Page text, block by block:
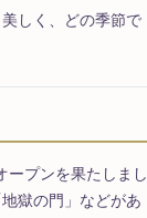
しく、どの季節で
ープンを果たしまし
獄の門」などがあ